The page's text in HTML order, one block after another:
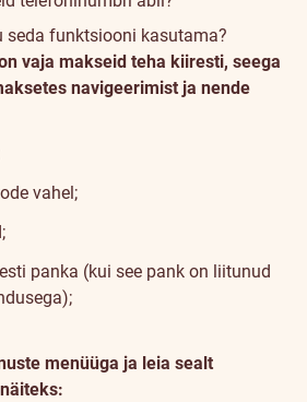
seda funktsiooni kasutama?
vaja makseid teha kiiresti, seega
navigeerimist ja nende
vahel;
panka (kui see pank on liitunud
menüüga ja leia sealt